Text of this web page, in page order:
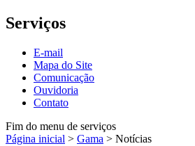
Serviços
E-mail
Mapa do Site
Comunicação
Ouvidoria
Contato
Fim do menu de serviços
Página inicial > Gama > Notícias